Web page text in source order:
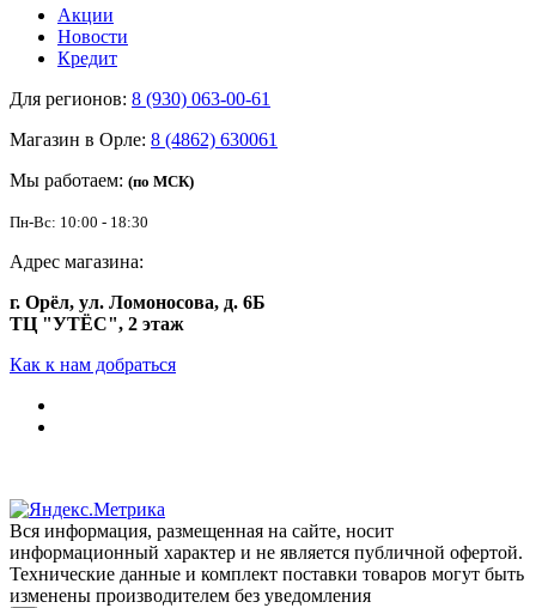
Акции
Новости
Кредит
Для регионов: 8 (930) 063-00-61
Магазин в Орле: 8 (4862) 630061
Мы работаем: (по МСК)
Пн-Вс: 10:00 - 18:30
Адрес магазина:
г. Орёл, ул. Ломоносова, д. 6Б
ТЦ "УТЁС", 2 этаж
Как к нам добраться
Вся информация, размещенная на сайте, носит
информационный характер и не является публичной офертой.
Технические данные и комплект поставки товаров могут быть
изменены производителем без уведомления